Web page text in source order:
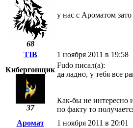
68
у нас с Ароматом
TIB
1 ноября 2011 в 19:58
Кибергонщик
37
Fudo писал(а):
да ладно, у тебя все
Как-бы не интересно
по факту то
Аромат
1 ноября 2011 в 20:01